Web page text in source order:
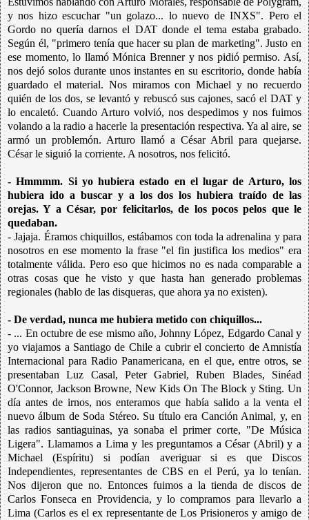
y nos hizo escuchar "un golazo... lo nuevo de INXS". Pero el
Gordo no quería darnos el DAT donde el tema estaba grabado.
Según él, "primero tenía que hacer su plan de marketing". Justo en
ese momento, lo llamó Mónica Brenner y nos pidió permiso. Así,
nos dejó solos durante unos instantes en su escritorio, donde había
guardado el material. Nos miramos con Michael y no recuerdo
quién de los dos, se levantó y rebuscó sus cajones, sacó el DAT y
lo encaletó. Cuando Arturo volvió, nos despedimos y nos fuimos
volando a la radio a hacerle la presentación respectiva. Ya al aire, se
armó un problemón. Arturo llamó a César Abril para quejarse.
César le siguió la corriente. A nosotros, nos felicitó.
- Hmmmm. Si yo hubiera estado en el lugar de Arturo, los
hubiera ido a buscar y a los dos los hubiera traído de las
orejas. Y a César, por felicitarlos, de los pocos pelos que le
quedaban.
- Jajaja. Éramos chiquillos, estábamos con toda la adrenalina y para
nosotros en ese momento la frase "el fin justifica los medios" era
totalmente válida. Pero eso que hicimos no es nada comparable a
otras cosas que he visto y que hasta han generado problemas
regionales (hablo de las disqueras, que ahora ya no existen).
- De verdad, nunca me hubiera metido con chiquillos...
- ... En octubre de ese mismo año, Johnny López, Edgardo Canal y
yo viajamos a Santiago de Chile a cubrir el concierto de Amnistía
Internacional para Radio Panamericana, en el que, entre otros, se
presentaban Luz Casal, Peter Gabriel, Ruben Blades, Sinéad
O'Connor, Jackson Browne, New Kids On The Block y Sting. Un
día antes de irnos, nos enteramos que había salido a la venta el
nuevo álbum de Soda Stéreo. Su título era Canción Animal, y, en
las radios santiaguinas, ya sonaba el primer corte, "De Música
Ligera". Llamamos a Lima y les preguntamos a César (Abril) y a
Michael (Espíritu) si podían averiguar si es que Discos
Independientes, representantes de CBS en el Perú, ya lo tenían.
Nos dijeron que no. Entonces fuimos a la tienda de discos de
Carlos Fonseca en Providencia, y lo compramos para llevarlo a
Lima (Carlos es el ex representante de Los Prisioneros y amigo de